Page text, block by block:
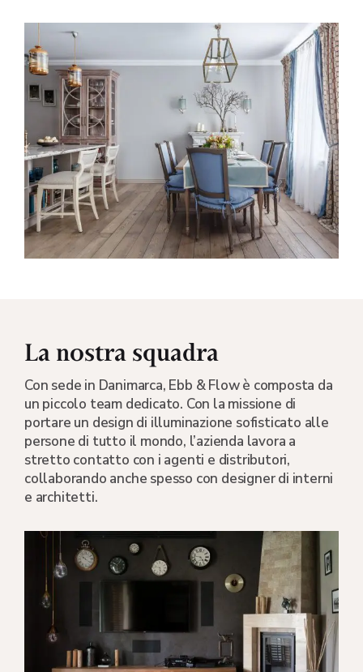
La nostra squadra
Con sede in Danimarca, Ebb & Flow è composta da
un piccolo team dedicato. Con la missione di
portare un design di illuminazione sofisticato alle
persone di tutto il mondo, l’azienda lavora a
stretto contatto con i agenti e distributori,
collaborando anche spesso con designer di interni
e architetti.